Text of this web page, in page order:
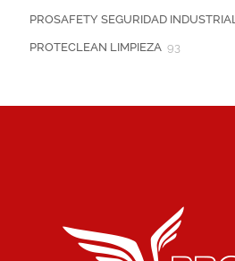
PROSAFETY SEGURIDAD INDUSTRIAL
PROTECLEAN LIMPIEZA 93